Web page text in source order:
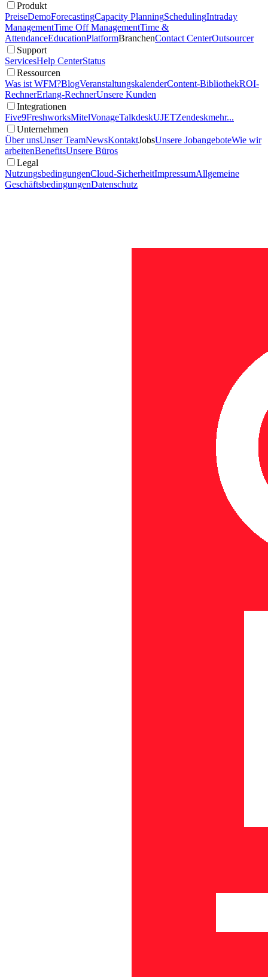
Produkt
PreiseDemoForecastingCapacity PlanningSchedulingIntraday
ManagementTime Off ManagementTime &
AttendanceEducationPlatformBranchenContact CenterOutsourcer
Support
ServicesHelp CenterStatus
Ressourcen
Was ist WFM?BlogVeranstaltungskalenderContent-BibliothekROI-
RechnerErlang-RechnerUnsere Kunden
Integrationen
Five9FreshworksMitelVonageTalkdeskUJETZendeskmehr...
Unternehmen
Über unsUnser TeamNewsKontaktJobsUnsere JobangeboteWie wir
arbeitenBenefitsUnsere Büros
Legal
NutzungsbedingungenCloud-SicherheitImpressumAllgemeine
GeschäftsbedingungenDatenschutz